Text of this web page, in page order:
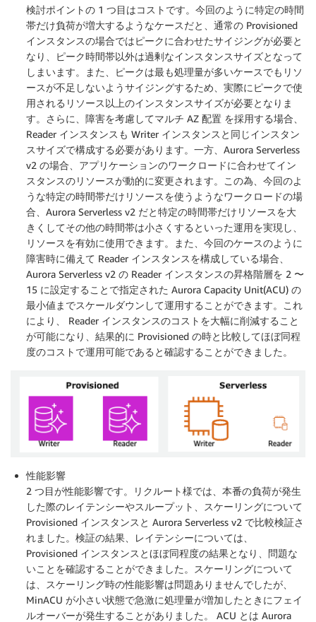
検討ポイントの 1 つ目はコストです。今回のように特定の時間
帯だけ負荷が増大するようなケースだと、通常の Provisioned
インスタンスの場合ではピークに合わせたサイジングが必要と
なり、ピーク時間帯以外は過剰なインスタンスサイズとなって
しまいます。また、ピークは最も処理量が多いケースでもリソ
ースが不足しないようサイジングするため、実際にピークで使
用されるリソース以上のインスタンスサイズが必要となりま
す。さらに、障害を考慮してマルチ AZ 配置 を採用する場合、
Reader インスタンスも Writer インスタンスと同じインスタン
スサイズで構成する必要があります。一方、Aurora Serverless
v2 の場合、アプリケーションのワークロードに合わせてイン
スタンスのリソースが動的に変更されます。この為、今回のよ
うな特定の時間帯だけリソースを使うようなワークロードの場
合、Aurora Serverless v2 だと特定の時間帯だけリソースを大
きくしてその他の時間帯は小さくするといった運用を実現し、
リソースを有効に使用できます。また、今回のケースのように
障害時に備えて Reader インスタンスを構成している場合、
Aurora Serverless v2 の Reader インスタンスの昇格階層を 2 〜
15 に設定することで指定された Aurora Capacity Unit(ACU) の
最小値までスケールダウンして運用することができます。これ
により、 Reader インスタンスのコストを大幅に削減すること
が可能になり、結果的に Provisioned の時と比較してほぼ同程
度のコストで運用可能であると確認することができました。
性能影響
2 つ目が性能影響です。リクルート様では、本番の負荷が発生
した際のレイテンシーやスループット、スケーリングについて
Provisioned インスタンスと Aurora Serverless v2 で比較検証さ
れました。検証の結果、レイテンシーについては、
Provisioned インスタンスとほぼ同程度の結果となり、問題な
いことを確認することができました。スケーリングについて
は、スケーリング時の性能影響は問題ありませんでしたが、
MinACU が小さい状態で急激に処理量が増加したときにフェイ
ルオーバーが発生することがありました。 ACU とは Aurora